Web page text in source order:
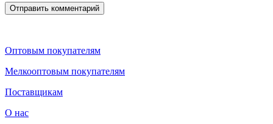
Оптовым покупателям
Мелкооптовым покупателям
Поставщикам
О нас